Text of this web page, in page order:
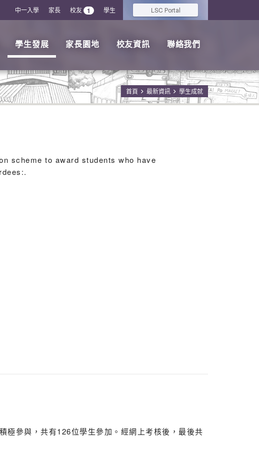
中一入學 家長 校友 1 學生 LSC Portal
學生發展 家長園地 校友資訊 聯絡我們
首頁 最新資訊 學生成就
scheme to award students who have
參與，共有126位學生參加。經網上考核後，最後共